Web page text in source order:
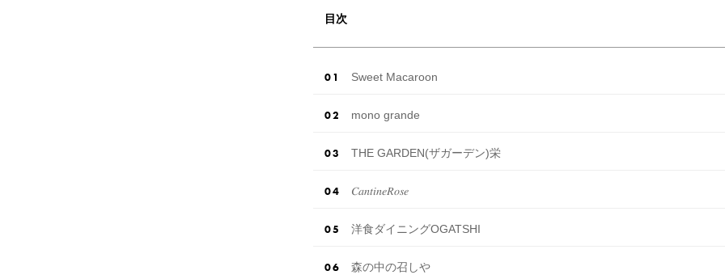
目次
Sweet Macaroon
mono grande
THE GARDEN(ザガーデン)栄
𝐶𝑎𝑛𝑡𝑖𝑛𝑒𝑅𝑜𝑠𝑒
洋食ダイニングOGATSHI
森の中の召しや